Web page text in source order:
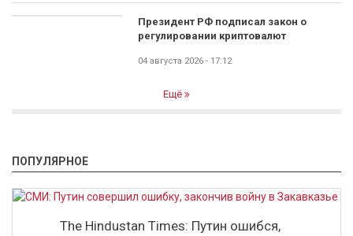
Президент РФ подписал закон о
регулировании криптовалют
04 августа 2026 - 17:12
Ещё
ПОПУЛЯРНОЕ
The Hindustan Times: Путин ошибся,